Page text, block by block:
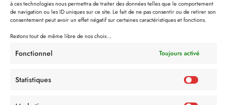
à ces technologies nous permettra de traiter des données telles que le comportement
de navigation ou les ID uniques sur ce site. Le fait de ne pas consentir ou de retirer son
consentement peut avoir un effet négatif sur certaines caractéristiques et fonctions.
Restons tout de même libre de nos choix...
Fonctionnel Toujours activé
Statistiques